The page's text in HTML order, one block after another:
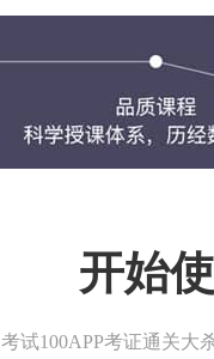
开始
考试100APP考证通关大